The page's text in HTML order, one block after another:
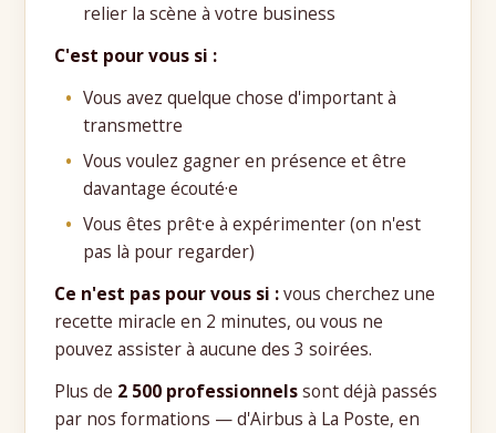
relier la scène à votre business
C'est pour vous si :
Vous avez quelque chose d'important à
transmettre
Vous voulez gagner en présence et être
davantage écouté·e
Vous êtes prêt·e à expérimenter (on n'est
pas là pour regarder)
Ce n'est pas pour vous si :vous cherchez une
recette miracle en 2 minutes, ou vous ne
pouvez assister à aucune des 3 soirées.
Plus de 2 500 professionnelssont déjà passés
par nos formations — d'Airbus à La Poste, en